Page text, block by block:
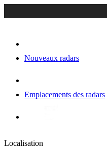
Nouveaux radars
Emplacements des radars
Localisation